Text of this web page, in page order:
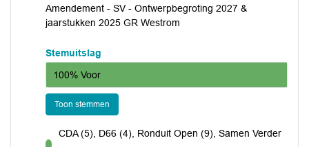
Amendement - SV - Ontwerpbegroting 2027 &
jaarstukken 2025 GR Westrom
Stemuitslag
100% Voor
Toon stemmen
CDA (5), D66 (4), Ronduit Open (9), Samen Verder